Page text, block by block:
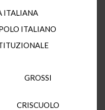
ITALIANA
ITALIANO